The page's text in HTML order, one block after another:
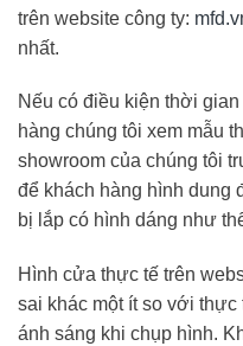
trên website công ty:
nhất.
Nếu có điều kiện thời
hàng chúng tôi xem mẫu
showroom của chúng tôi
để khách hàng hình dung
bị lắp có hình dáng như
Hình cửa thực tế trên
sai khác một ít so với
ánh sáng khi chụp hình.